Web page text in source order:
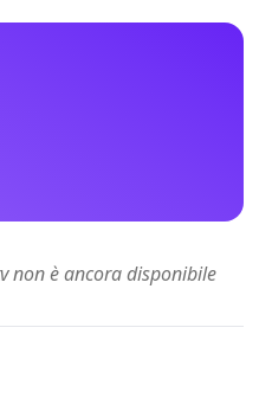
non è ancora disponibile